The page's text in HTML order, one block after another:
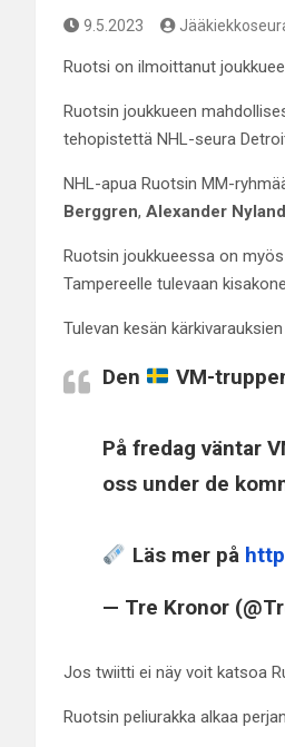
9.5.2023
Ruotsi on ilmoittanut
Ruotsin joukkueen
tehopistettä NHL-seura
NHL-apua Ruotsin MM-
Berggren, Alexander
Ruotsin joukkueessa on
Tampereelle tulevaan
Tulevan kesän
Den VM-
På fredag väntar
oss under de
Läs mer på
— Tre Kronor
Jos twiitti ei näy voit katsoa
Ruotsin peliurakka alkaa